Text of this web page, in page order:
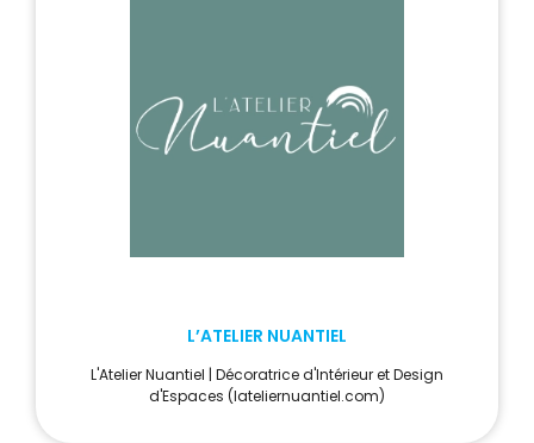
L’ATELIER NUANTIEL
L'Atelier Nuantiel | Décoratrice d'Intérieur et Design
d'Espaces (lateliernuantiel.com)